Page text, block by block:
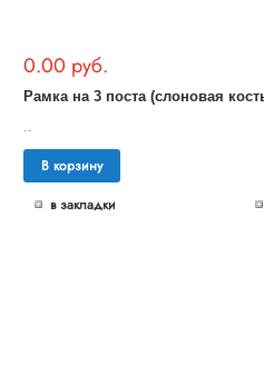
0.00 руб.
..
В корзину
в закладки